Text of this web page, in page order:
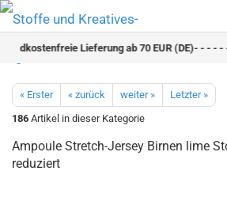
Lieferung ab 70 EUR (DE)- - - - -
« Erster « zurück weiter »
Letzter »
186 Artikel in dieser Kategorie
Ampoule Stretch-Jersey Birnen lime
reduziert